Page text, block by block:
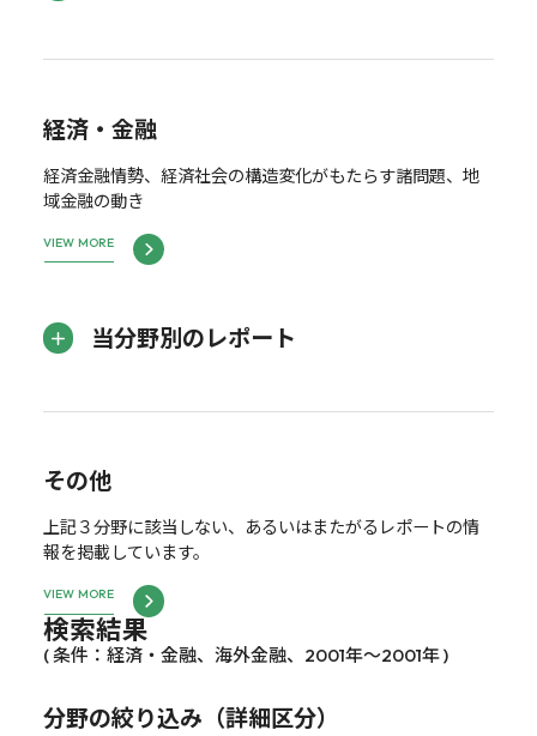
経済・金融
経済金融情勢、経済社会の構造変化がもたらす諸問題、地
域金融の動き
VIEW MORE
当分野別のレポート
その他
上記３分野に該当しない、あるいはまたがるレポートの情
報を掲載しています。
VIEW MORE
検索結果
( 条件：経済・金融、海外金融、2001年～2001年 )
分野の絞り込み（詳細区分）